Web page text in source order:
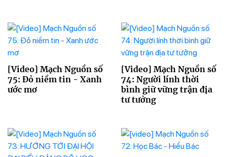
[Video] Mạch Nguồn số
75: Đỏ niềm tin - Xanh
ước mơ
[Video] Mạch Nguồn số
74: Người lính thời
bình giữ vững trận địa
tư tưởng